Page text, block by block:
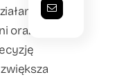
w
oraz jakości